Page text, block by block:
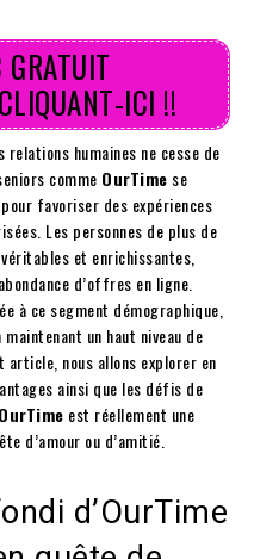
GRATUIT
ICI !!
humaines ne cesse de
comme OurTime se
favoriser des expériences
Les personnes de plus de
et enrichissantes,
d’offres en ligne.
à ce segment démographique,
un haut niveau de
nous allons explorer en
ainsi que les défis de
OurTime est réellement une
d’amour ou d’amitié.
d’OurTime